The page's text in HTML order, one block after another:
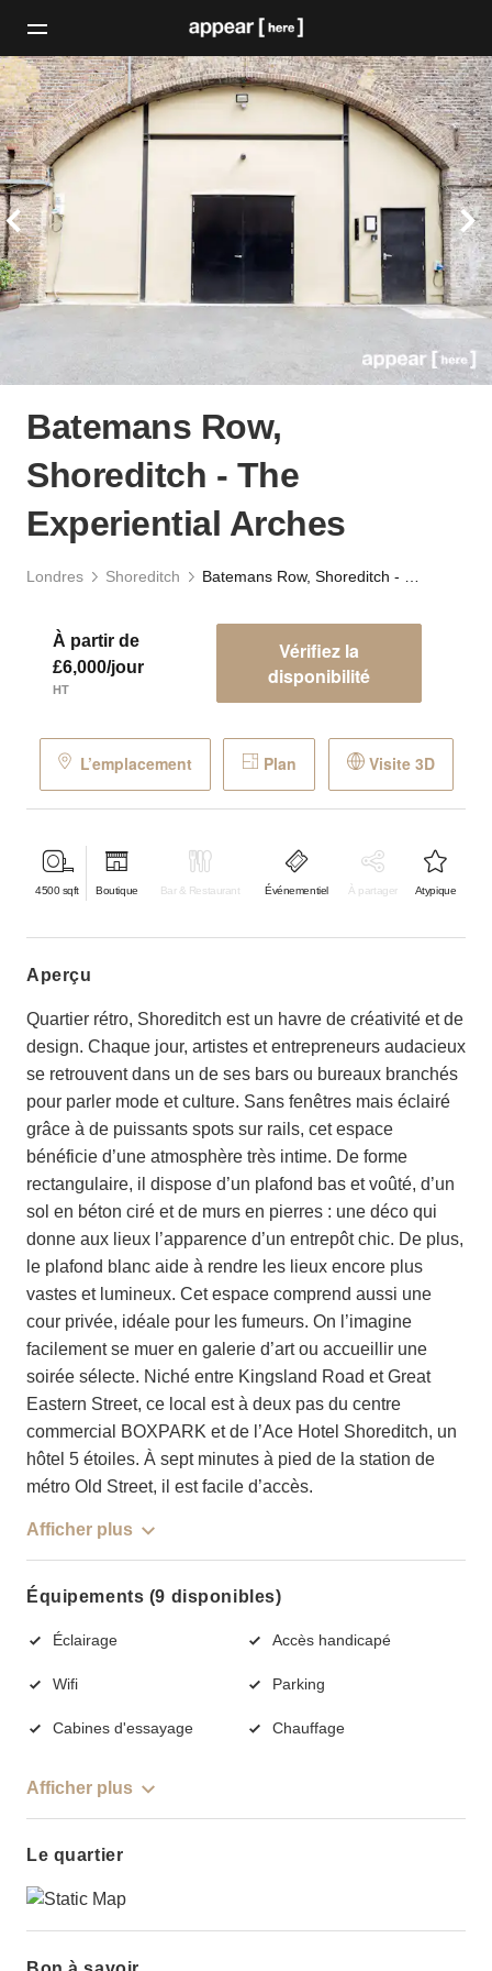
Batemans Row,
Shoreditch - The
Experiential Arches
Londres Shoreditch
À partir de
£6,000/jour
HT
Vérifiez la
disponibilité
L’emplacement Plan Visite 3D
4500 sqft Boutique Bar & Restaurant Événementiel À partager Atypique
aperçu
Quartier rétro, Shoreditch est un havre de créativité et de
design. Chaque jour, artistes et entrepreneurs audacieux
se retrouvent dans un de ses bars ou bureaux branchés
pour parler mode et culture. Sans fenêtres mais éclairé
grâce à de puissants spots sur rails, cet espace
bénéficie d’une atmosphère très intime. De forme
rectangulaire, il dispose d’un plafond bas et voûté, d’un
sol en béton ciré et de murs en pierres : une déco qui
donne aux lieux l’apparence d’un entrepôt chic. De plus,
le plafond blanc aide à rendre les lieux encore plus
vastes et lumineux. Cet espace comprend aussi une
cour privée, idéale pour les fumeurs. On l’imagine
facilement se muer en galerie d’art ou accueillir une
soirée sélecte. Niché entre Kingsland Road et Great
Eastern Street, ce local est à deux pas du centre
commercial BOXPARK et de l’Ace Hotel Shoreditch, un
hôtel 5 étoiles. À sept minutes à pied de la station de
métro Old Street, il est facile d’accès.
Afficher plus
Équipements (9 disponibles)
Éclairage Accès handicapé
Wifi Parking
Cabines d'essayage Chauffage
Afficher plus
Le quartier